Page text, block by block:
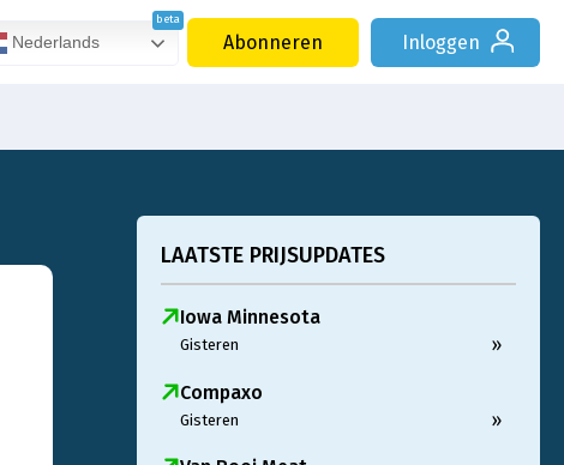
Nederlands Abonneren Inloggen
LAATSTE PRIJSUPDATES
Iowa Minnesota
Gisteren »
Compaxo
Gisteren »